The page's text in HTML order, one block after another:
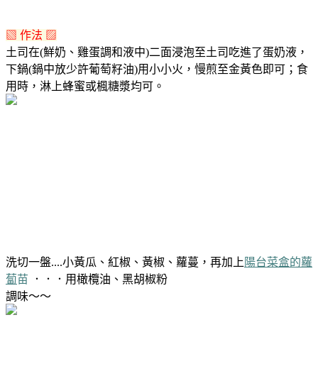
▧ 作法 ▨
土司在(鮮奶、雞蛋調和液中)二面浸泡至土司吃進了蛋奶液，
下鍋(鍋中放少許葡萄籽油)用小小火，慢煎至金黃色即可；食
用時，淋上蜂蜜或楓糖漿均可。
洗切一盤....小黃瓜、紅椒、黃椒、蘿蔓，再加上 陽台菜盒的蘿
蔔苗 ．．．用橄欖油、黑胡椒粉
調味～～